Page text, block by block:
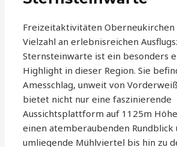
Freizeitaktivitäten
Vielzahl an erlebnisreichen
Sternsteinwarte ist ein besonders
Highlight in dieser Region. Sie
Amesschlag, unweit von
bietet nicht nur eine faszinierende
Aussichtsplattform auf 1125m
einen atemberaubenden Rundblick
umliegende Mühlviertel bis hin zu